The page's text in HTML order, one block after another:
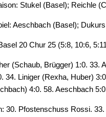
Stukel (Basel); Reichle
Aeschbach (Basel);
20 Chur 25 (5:8, 10:6,
(Schaub, Brügger) 1:0. 33.
34. Liniger (Rexha, Huber)
4:0. 58. Aeschbach
30. Pfostenschuss Rossi.